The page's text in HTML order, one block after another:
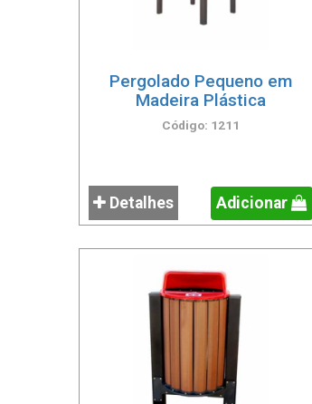
Pergolado Pequeno em
Madeira Plástica
Código: 1211
Detalhes Adicionar